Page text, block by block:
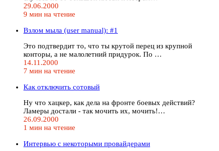
29.06.2000
9 мин на чтение
Взлом мыла (user manual): #1
Это подтвердит то, что ты крутой перец из крупной
конторы, а не малолетний придурок. По …
14.11.2000
7 мин на чтение
Как отключить сотовый
Ну что хацкер, как дела на фронте боевых действий?
Ламеры достали - так мочить их, мочить!…
26.09.2000
1 мин на чтение
Интервью с некоторыми провайдерами